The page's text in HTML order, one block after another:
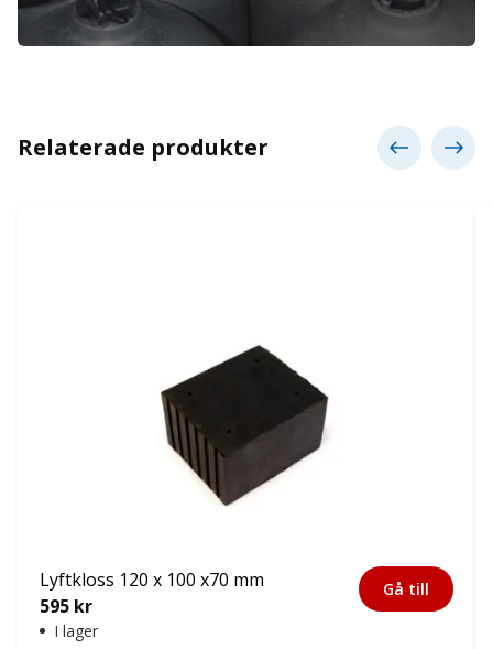
Relaterade produkter
Lyftkloss 120 x 100 x70 mm
595 kr
I lager
Gå till